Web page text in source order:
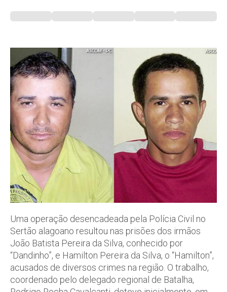
Uma operação desencadeada pela Polícia Civil no
Sertão alagoano resultou nas prisões dos irmãos
João Batista Pereira da Silva, conhecido por
“Dandinho”, e Hamilton Pereira da Silva, o “Hamilton”,
acusados de diversos crimes na região. O trabalho,
coordenado pelo delegado regional de Batalha,